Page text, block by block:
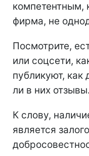
компетентным,
фирма, не
Посмотрите,
или соцсети,
публикуют, как
ли в них отзывы.
К слову,
является